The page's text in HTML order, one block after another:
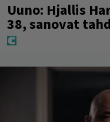
Uuno: Hjallis
38, sanovat